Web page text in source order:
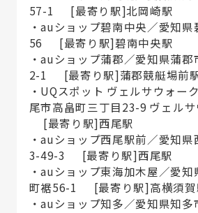
57-1 [最寄り駅]北岡崎駅
・auショップ碧南中央／愛知
56 [最寄り駅]碧南中央駅
・auショップ蒲郡／愛知県蒲
2-1 [最寄り駅]蒲郡競艇場前
・UQスポット ヴェルサウォー
尾市高畠町三丁目23-9 ヴェル
[最寄り駅]西尾駅
・auショップ西尾駅前／愛知
3-49-3 [最寄り駅]西尾駅
・auショップ東海加木屋／愛
町裾56-1 [最寄り駅]高横須賀
・auショップ知多／愛知県知